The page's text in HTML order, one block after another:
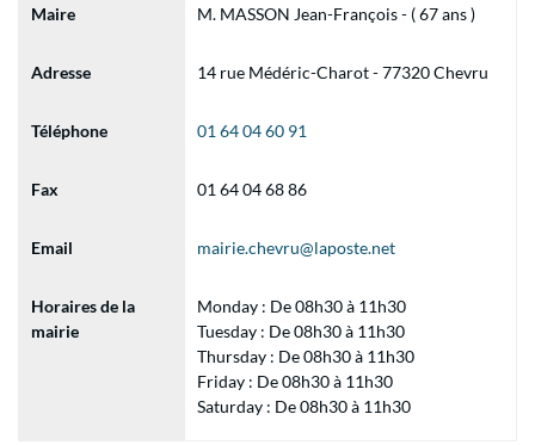
Maire M. MASSON Jean-François - ( 67 ans )
Adresse 14 rue Médéric-Charot - 77320 Chevru
Téléphone 01 64 04 60 91
Fax 01 64 04 68 86
Email mairie.chevru@laposte.net
Horaires de la
mairie
Monday : De 08h30 à 11h30
Tuesday : De 08h30 à 11h30
Thursday : De 08h30 à 11h30
Friday : De 08h30 à 11h30
Saturday : De 08h30 à 11h30